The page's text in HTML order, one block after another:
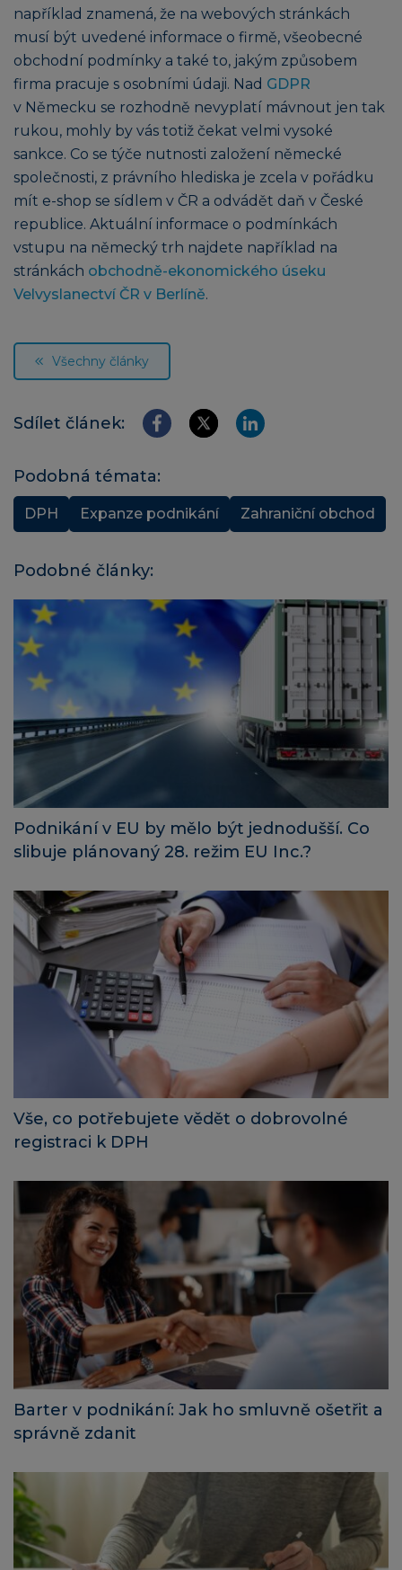
například znamená, že na webových stránkách
musí být uvedené informace o firmě, všeobecné
obchodní podmínky a také to, jakým způsobem
firma pracuje s osobními údaji. Nad GDPR
v Německu se rozhodně nevyplatí mávnout jen tak
rukou, mohly by vás totiž čekat velmi vysoké
sankce. Co se týče nutnosti založení německé
společnosti, z právního hlediska je zcela v pořádku
mít e-shop se sídlem v ČR a odvádět daň v České
republice. Aktuální informace o podmínkách
vstupu na německý trh najdete například na
stránkách obchodně-ekonomického úseku
Velvyslanectví ČR v Berlíně.
Všechny články
Sdílet článek:
Podobná témata:
DPH Expanze podnikání Zahraniční obchod
Podobné články:
Podnikání v EU by mělo být jednodušší. Co
slibuje plánovaný 28. režim EU Inc.?
Vše, co potřebujete vědět o dobrovolné
registraci k DPH
Barter v podnikání: Jak ho smluvně ošetřit a
správně zdanit